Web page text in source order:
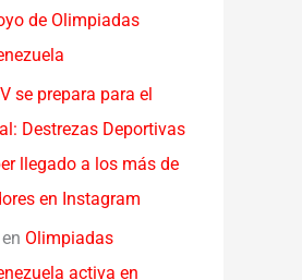
de Olimpiadas
se prepara para el
Destrezas Deportivas
llegado a los más de
en Instagram
en Olimpiadas
activa en